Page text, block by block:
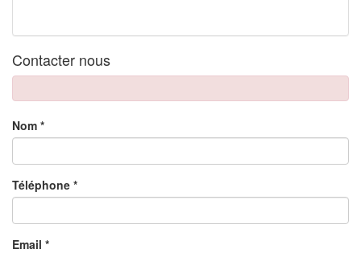
Contacter nous
Nom *
Téléphone *
Email *